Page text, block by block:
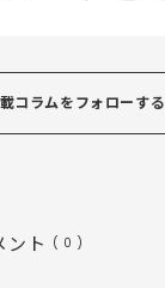
コラムをフォローする
ント ( 0 )